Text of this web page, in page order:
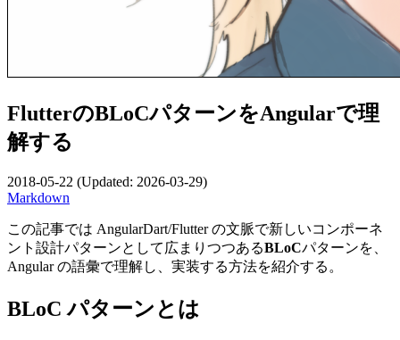
FlutterのBLoCパターンをAngularで理
解する
2018-05-22 (Updated: 2026-03-29)
Markdown
この記事では AngularDart/Flutter の文脈で新しいコンポーネ
ント設計パターンとして広まりつつあるBLoCパターンを、
Angular の語彙で理解し、実装する方法を紹介する。
BLoC パターンとは